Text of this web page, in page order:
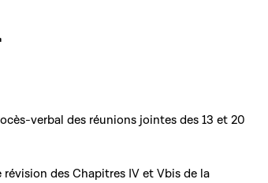
verbal des réunions jointes des 13 et 20
des Chapitres IV et Vbis de la